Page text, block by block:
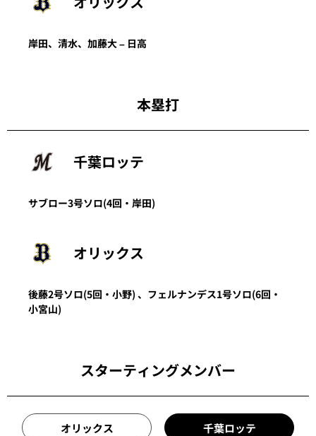
岸田、清水、加藤大 – 日高
本塁打
千葉ロッテ
サブロー3号ソロ(4回・ 岸田)
オリックス
後藤2号ソロ(5回・ 小野) 、 フェルナンデス1号ソロ(6回・
小宮山)
スターティングメンバー
オリックス 千葉ロッテ